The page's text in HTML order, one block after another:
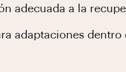
adecuada a la
adaptaciones dentro